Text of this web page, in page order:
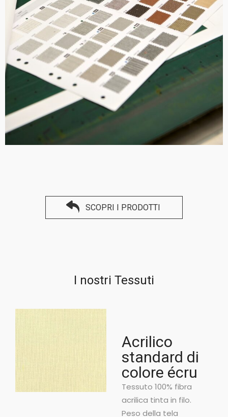
SCOPRI I PRODOTTI
I nostri Tessuti
Acrilico
standard di
colore écru
Tessuto 100% fibra
acrilica tinta in filo.
Peso della tela